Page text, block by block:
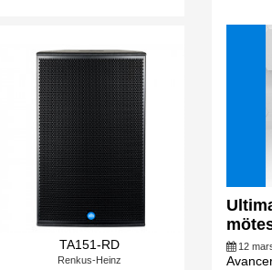
TA151-RD
Renkus-Heinz
12